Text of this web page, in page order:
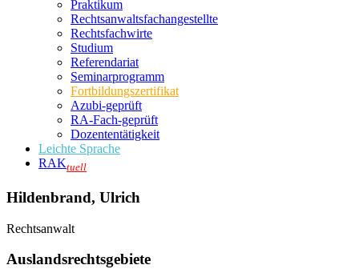
Praktikum
Rechtsanwalts­fachangestellte
Rechtsfachwirte
Studium
Referendariat
Seminarprogramm
Fortbildungszertifikat
Azubi-geprüft
RA-Fach-geprüft
Dozententätigkeit
Leichte Sprache
RAKtuell
Hildenbrand, Ulrich
Rechtsanwalt
Auslandsrechtsgebiete